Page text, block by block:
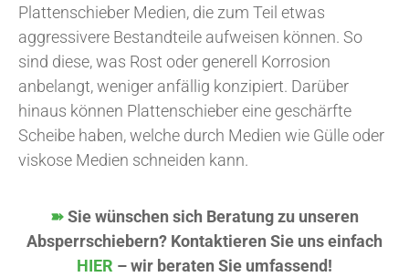
Plattenschieber Medien, die zum Teil etwas
aggressivere Bestandteile aufweisen können. So
sind diese, was Rost oder generell Korrosion
anbelangt, weniger anfällig konzipiert. Darüber
hinaus können Plattenschieber eine geschärfte
Scheibe haben, welche durch Medien wie Gülle oder
viskose Medien schneiden kann.
➽Sie wünschen sich Beratung zu unseren
Absperrschiebern? Kontaktieren Sie uns einfach
HIER – wir beraten Sie umfassend!